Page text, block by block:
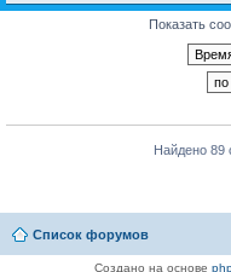
Показать
Найдено 89
Список форумов
Создано на основе